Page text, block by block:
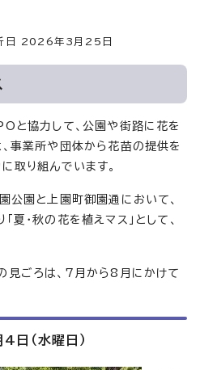
2026年3月25日
と協力して、公園や街路に花を
事業所や団体から花苗の提供を
取り組んでいます。
公園と上園町御園通において、
夏・秋の花を植えマス」として、
見ごろは、7月から8月にかけて
（水曜日）